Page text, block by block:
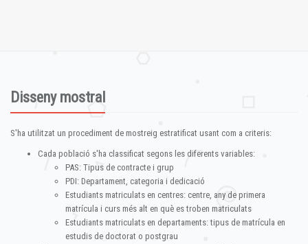
Disseny mostral
S'ha utilitzat un procediment de mostreig estratificat usant com a criteris:
Cada població s'ha classificat segons les diferents variables:
PAS: Tipus de contracte i grup
PDI: Departament, categoria i dedicació
Estudiants matriculats en centres: centre, any de primera
matrícula i curs més alt en què es troben matriculats
Estudiants matriculats en departaments: tipus de matrícula en
estudis de doctorat o postgrau